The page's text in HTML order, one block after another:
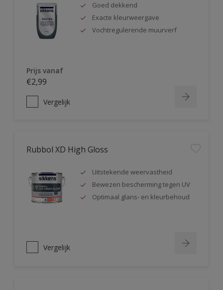
Goed dekkend
Exacte kleurweergave
Vochtregulerende muurverf
Prijs vanaf
€2,99
Vergelijk
Rubbol XD High Gloss
Uitstekende weervastheid
Bewezen bescherming tegen UV
Optimaal glans- en kleurbehoud
Vergelijk